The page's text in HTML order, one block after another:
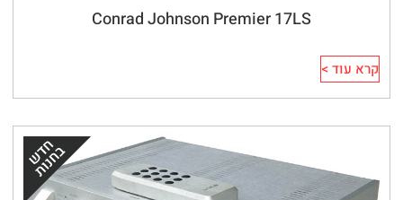
Conrad Johnson Premier 17LS
קרא עוד >